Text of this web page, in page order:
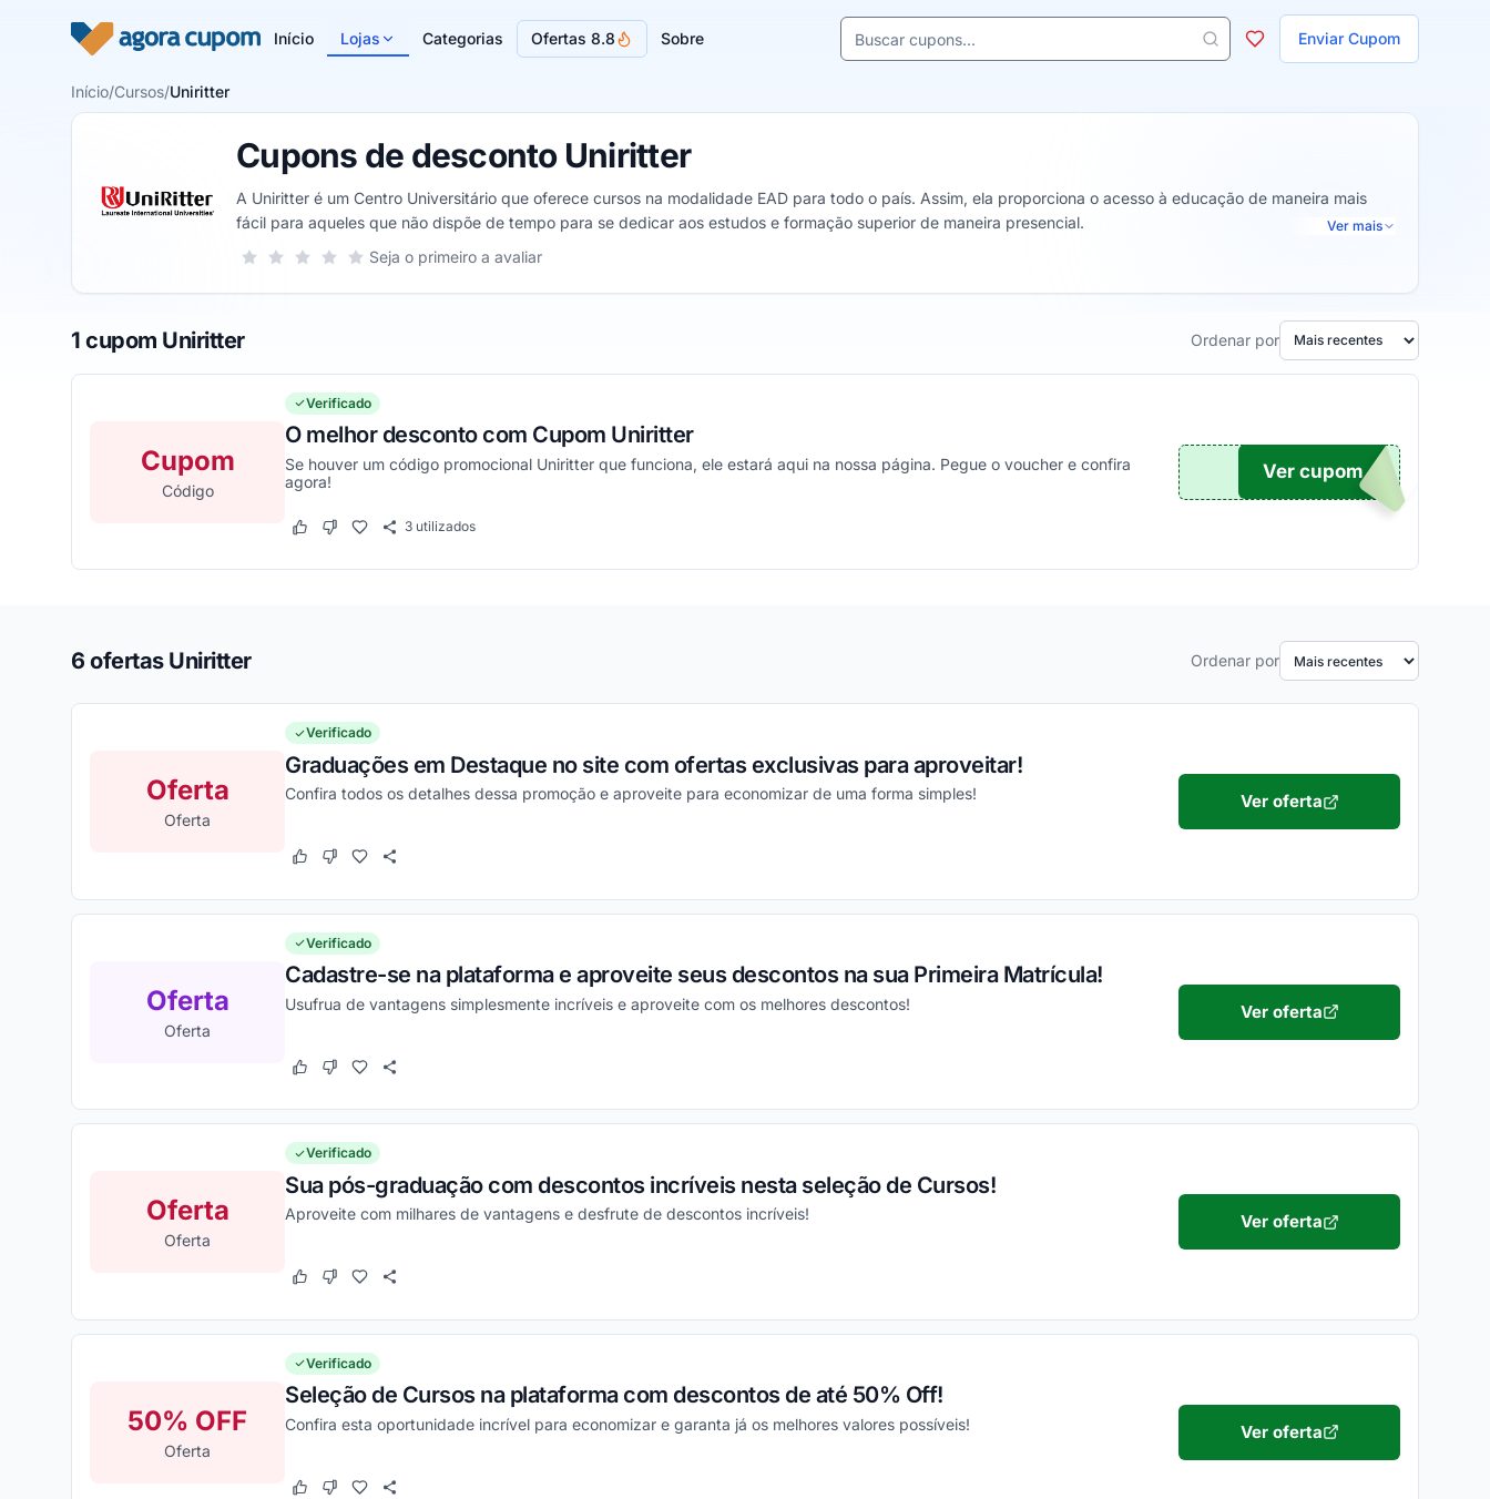
Início Lojas Categorias Ofertas 8.8 Sobre Enviar Cupom
Buscar cupons e lojas
Início/Cursos/Uniritter
Cupons de desconto Uniritter
A Uniritter é um Centro Universitário que oferece cursos na modalidade EAD para todo o país. Assim, ela proporciona o acesso à educação de maneira mais
fácil para aqueles que não dispõe de tempo para se dedicar aos estudos e formação superior de maneira presencial.
Ver mais
Sua nota para Uniritter, de 1 a 5 estrelas
5 estrelas
4 estrelas
3 estrelas
2 estrelas
1 estrela Seja o primeiro a avaliar
1 cupom Uniritter Ordenar por
Cupom
Código
Verificado
O melhor desconto com Cupom Uniritter
Se houver um código promocional Uniritter que funciona, ele estará aqui na nossa página. Pegue o voucher e confira
agora!
Este cupom funcionou
Este cupom não funcionou
3 utilizados
TICO
Ver cupom
6 ofertas Uniritter Ordenar por
Oferta
Oferta
Verificado
Graduações em Destaque no site com ofertas exclusivas para aproveitar!
Confira todos os detalhes dessa promoção e aproveite para economizar de uma forma simples!
Este cupom funcionou
Este cupom não funcionou
Ver oferta
Oferta
Oferta
Verificado
Cadastre-se na plataforma e aproveite seus descontos na sua Primeira Matrícula!
Usufrua de vantagens simplesmente incríveis e aproveite com os melhores descontos!
Este cupom funcionou
Este cupom não funcionou
Ver oferta
Oferta
Oferta
Verificado
Sua pós-graduação com descontos incríveis nesta seleção de Cursos!
Aproveite com milhares de vantagens e desfrute de descontos incríveis!
Este cupom funcionou
Este cupom não funcionou
Ver oferta
50% OFF
Oferta
Verificado
Seleção de Cursos na plataforma com descontos de até 50% Off!
Confira esta oportunidade incrível para economizar e garanta já os melhores valores possíveis!
Este cupom funcionou
Este cupom não funcionou
Ver oferta